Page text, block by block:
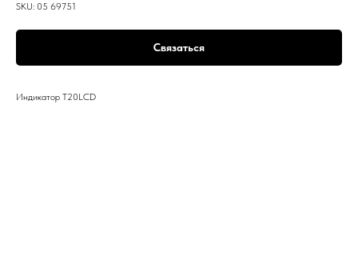
SKU: 05 69751
Связаться
Индикатор T20LCD